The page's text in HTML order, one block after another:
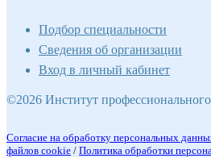
Подбор специальности
Сведения об организации
Вход в личный кабинет
©2026 Институт
Согласие на обработку персональных
файлов cookie / Политика обработки